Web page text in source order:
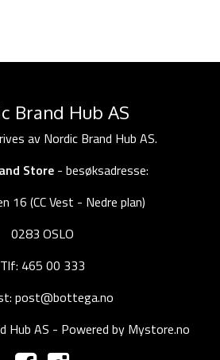
Brand Hub AS
av Nordic Brand Hub AS.
Store - besøksadresse:
16 (CC Vest - Nedre plan)
0283 OSLO
Tlf: 465 00 333
post@bottega.no
Hub AS - Powered by Mystore.no